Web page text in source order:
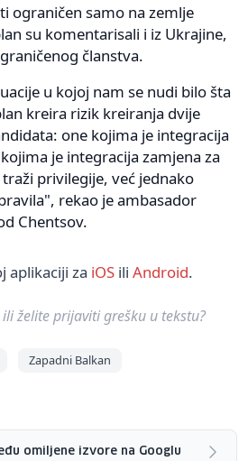
ograničen samo na zemlje
su komentarisali i iz Ukrajine,
članstva.
u kojoj nam se nudi bilo šta
kreira rizik kreiranja dvije
one kojima je integracija
je integracija zamjena za
privilegije, već jednako
rekao je ambasador
Chentsov.
aplikaciji za iOS ili Android.
želite prijaviti grešku u tekstu?
Zapadni Balkan
omiljene izvore na Googlu